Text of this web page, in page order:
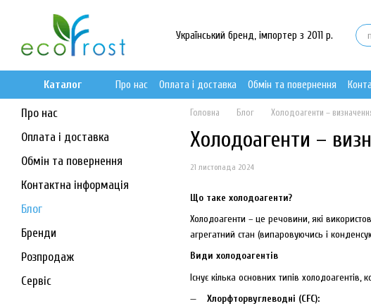
Український бренд, імпортер з 2011 р.
Каталог Про нас Оплата і доставка Обмін та повернення
Головна Блог Холодоагенти –
Холодоагенти –
21 листопада 2024
Що таке холодоагенти?
Холодоагенти – це речовини, які
агрегатний стан (випаровуючись і
Види холодоагентів
Існує кілька основних типів
Хлорфторвуглеводні (CFC):
Про нас
Оплата і доставка
Обмін та повернення
Контактна інформація
Блог
Бренди
Розпродаж
Сервіс